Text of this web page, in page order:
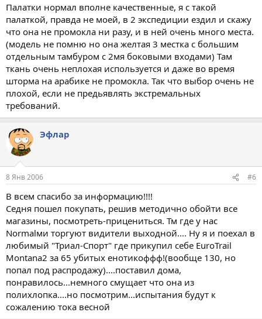
Палатки нормал вполне качественные, я с такой
палаткой, правда не моей, в 2 экспедиции ездил и скажу
что она не промокла ни разу, и в ней очень много места.
(модель не помню но она желтая 3 местка с большим
отдельным тамбуром с 2мя боковыми входами) Там
ткань очень неплохая используется и даже во время
шторма на арабике не промокла. Так что выбор очень не
плохой, если не предьявлять экстремальных
требований.
Эфлар
8 Янв 2006 #6
В всем спасибо за информацию!!!!
Седня пошел покупать, решив методично обойти все
магазины, посмотреть-прицениться. Тм где у нас
Normalми торгуют видители выходной.... Ну я и поехал в
любимый "Триал-Спорт" где прикупил себе EuroTrail
Montana2 за 65 убитых енотикоффф!(вообще 130, но
попал под распродажу)....поставил дома,
понравилось...немного смущает что она из
полихлопка....но посмотрим...испытания будут к
сожалению тока весной